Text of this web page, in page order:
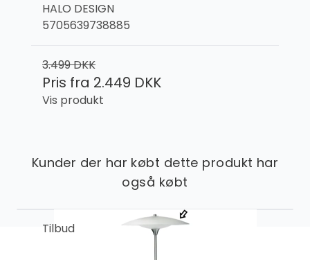
HALO DESIGN
5705639738885
3.499 DKK
Pris fra 2.449 DKK
Vis produkt
Kunder der har købt dette produkt har
også købt
Tilbud